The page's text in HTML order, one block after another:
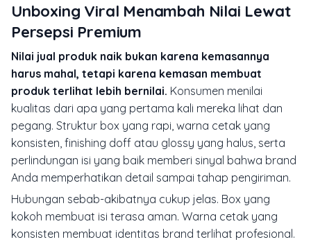
Unboxing Viral Menambah Nilai Lewat
Persepsi Premium
Nilai jual produk naik bukan karena kemasannya
harus mahal, tetapi karena kemasan membuat
produk terlihat lebih bernilai. Konsumen menilai
kualitas dari apa yang pertama kali mereka lihat dan
pegang. Struktur box yang rapi, warna cetak yang
konsisten, finishing doff atau glossy yang halus, serta
perlindungan isi yang baik memberi sinyal bahwa brand
Anda memperhatikan detail sampai tahap pengiriman.
Hubungan sebab-akibatnya cukup jelas. Box yang
kokoh membuat isi terasa aman. Warna cetak yang
konsisten membuat identitas brand terlihat profesional.